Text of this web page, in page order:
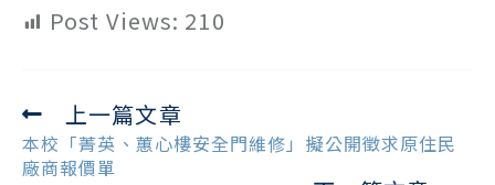
Post Views: 210
Read
more
articles
上一篇文章
本校「菁英、蕙心樓安全門維修」擬公開徵求原住民
廠商報價單